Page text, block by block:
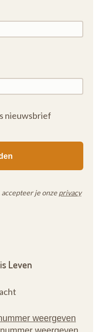
nieuwsbrief
je onze privacy
Leven